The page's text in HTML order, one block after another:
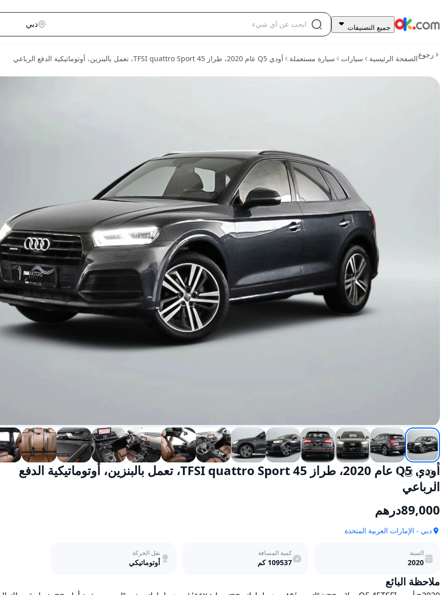
89,000
أودي
عام
جميع التصنيفات
رجوعالصفحة الرئيسية سيارات سيارة مستعملة أودي Q5 عام 2020، طراز 45 TFSI quattro Sport، تعمل بالبنزين، أوتوماتيكية الدفع الرباعي
أودي Q5 عام 2020، طراز 45 TFSI quattro Sport، تعمل بالبنزين، أوتوماتيكية الدفع
الرباعي
89,000درهم
دبي - الإمارات العربية المتحدة
السنة
2020
كمية المسافة
109537 كم
نقل الحركة
أوتوماتيكي
ملاحظة البائع